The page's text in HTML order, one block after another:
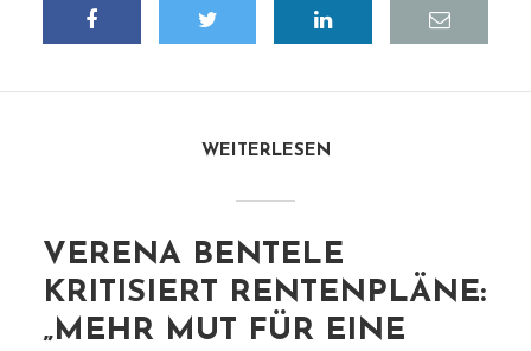
WEITERLESEN
VERENA BENTELE
KRITISIERT RENTENPLÄNE:
„MEHR MUT FÜR EINE